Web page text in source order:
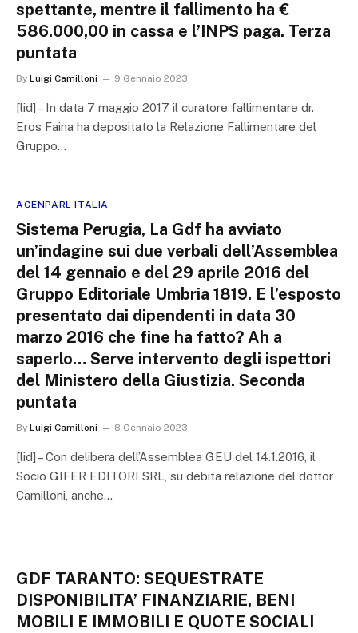
spettante, mentre il fallimento ha €
586.000,00 in cassa e l’INPS paga. Terza
puntata
By Luigi Camilloni 9 Gennaio 2023
[lid] – In data 7 maggio 2017 il curatore fallimentare dr.
Eros Faina ha depositato la Relazione Fallimentare del
Gruppo…
AGENPARL ITALIA
Sistema Perugia, La Gdf ha avviato
un’indagine sui due verbali dell’Assemblea
del 14 gennaio e del 29 aprile 2016 del
Gruppo Editoriale Umbria 1819. E l’esposto
presentato dai dipendenti in data 30
marzo 2016 che fine ha fatto? Ah a
saperlo… Serve intervento degli ispettori
del Ministero della Giustizia. Seconda
puntata
By Luigi Camilloni 8 Gennaio 2023
[lid] – Con delibera dell’Assemblea GEU del 14.1.2016, il
Socio GIFER EDITORI SRL, su debita relazione del dottor
Camilloni, anche…
GDF TARANTO: SEQUESTRATE
DISPONIBILITA’ FINANZIARIE, BENI
MOBILI E IMMOBILI E QUOTE SOCIALI